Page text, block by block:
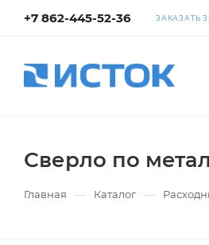
+7 862-445-52-36 ЗАКАЗАТЬ
Сверло по
Главная — Каталог —